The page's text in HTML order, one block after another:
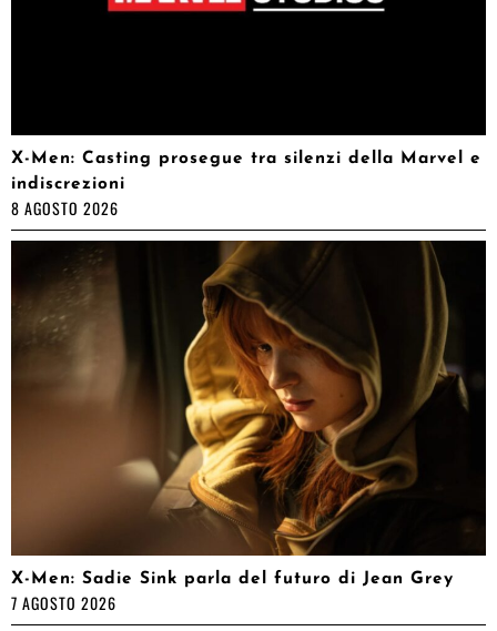
X-Men: Casting prosegue tra silenzi della Marvel e
indiscrezioni
8 AGOSTO 2026
X-Men: Sadie Sink parla del futuro di Jean Grey
7 AGOSTO 2026